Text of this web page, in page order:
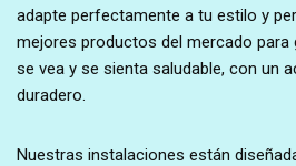
adapte perfectamente a tu estilo y
mejores productos del mercado para
se vea y se sienta saludable, con un
duradero.
Nuestras instalaciones están